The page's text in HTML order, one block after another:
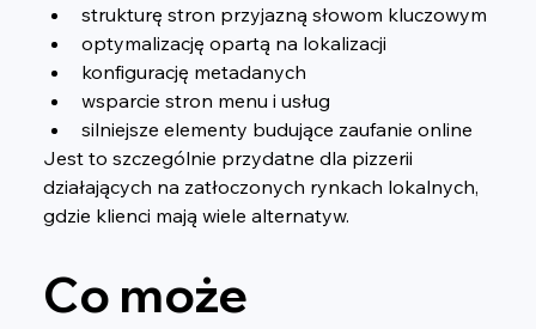
strukturę stron przyjazną słowom kluczowym
optymalizację opartą na lokalizacji
konfigurację metadanych
wsparcie stron menu i usług
silniejsze elementy budujące zaufanie online
Jest to szczególnie przydatne dla pizzerii
działających na zatłoczonych rynkach lokalnych,
gdzie klienci mają wiele alternatyw.
Co może